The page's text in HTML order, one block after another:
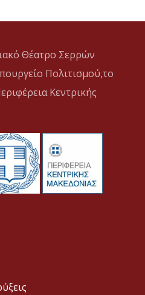
Θέατρο Σερρών
Πολιτισμού,το
Κεντρικής